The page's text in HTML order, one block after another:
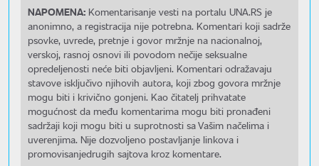
NAPOMENA: Komentarisanje vesti na portalu UNA.RS je
anonimno, a registracija nije potrebna. Komentari koji sadrže
psovke, uvrede, pretnje i govor mržnje na nacionalnoj,
verskoj, rasnoj osnovi ili povodom nečije seksualne
opredeljenosti neće biti objavljeni. Komentari odražavaju
stavove isključivo njihovih autora, koji zbog govora mržnje
mogu biti i krivično gonjeni. Kao čitatelj prihvatate
mogućnost da među komentarima mogu biti pronađeni
sadržaji koji mogu biti u suprotnosti sa Vašim načelima i
uverenjima. Nije dozvoljeno postavljanje linkova i
promovisanjedrugih sajtova kroz komentare.